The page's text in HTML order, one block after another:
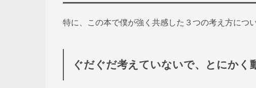
特に、この本で僕が強く共感した３つの考え方につ
ぐだぐだ考えていないで、とにかく